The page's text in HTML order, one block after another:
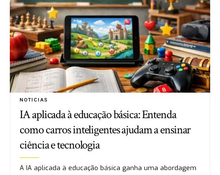
NOTICIAS
IA aplicada à educação básica: Entenda
como carros inteligentes ajudam a ensinar
ciência e tecnologia
A IA aplicada à educação básica ganha uma abordagem